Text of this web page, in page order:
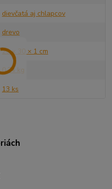
dievčatá aj chlapcov
drevo
23 × 30 × 1 cm
0,34 kg
13 ks